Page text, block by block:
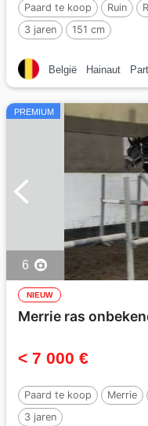
Paard te koop Ruin
3 jaren
151 cm
België Hainaut
PREMIUM
6
NIEUW
Merrie ras
< 7 000 €
Paard te koop Merrie
3 jaren